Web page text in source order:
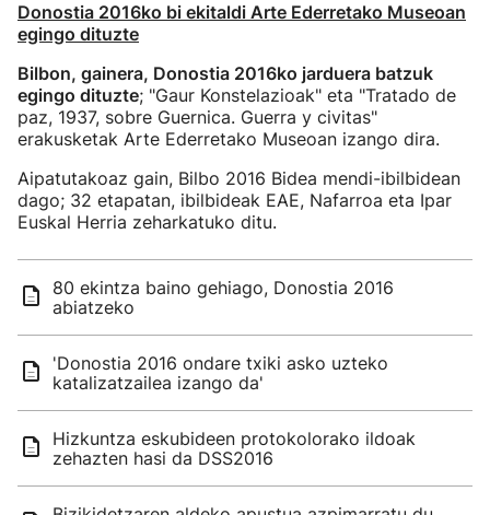
Donostia 2016ko bi ekitaldi Arte Ederretako Museoan
egingo dituzte
Bilbon, gainera, Donostia 2016ko jarduera batzuk
egingo dituzte; "Gaur Konstelazioak" eta "Tratado de
paz, 1937, sobre Guernica. Guerra y civitas"
erakusketak Arte Ederretako Museoan izango dira.
Aipatutakoaz gain, Bilbo 2016 Bidea mendi-ibilbidean
dago; 32 etapatan, ibilbideak EAE, Nafarroa eta Ipar
Euskal Herria zeharkatuko ditu.
80 ekintza baino gehiago, Donostia 2016
abiatzeko
'Donostia 2016 ondare txiki asko uzteko
katalizatzailea izango da'
Hizkuntza eskubideen protokolorako ildoak
zehazten hasi da DSS2016